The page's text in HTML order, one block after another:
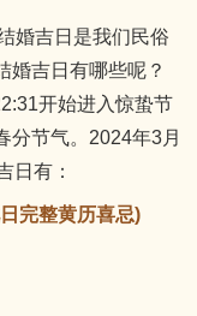
狗
吉日是我们民俗
婚吉日有哪些呢？
开始进入惊蛰节
分节气。2024年3月
日有：
完整黄历喜忌)